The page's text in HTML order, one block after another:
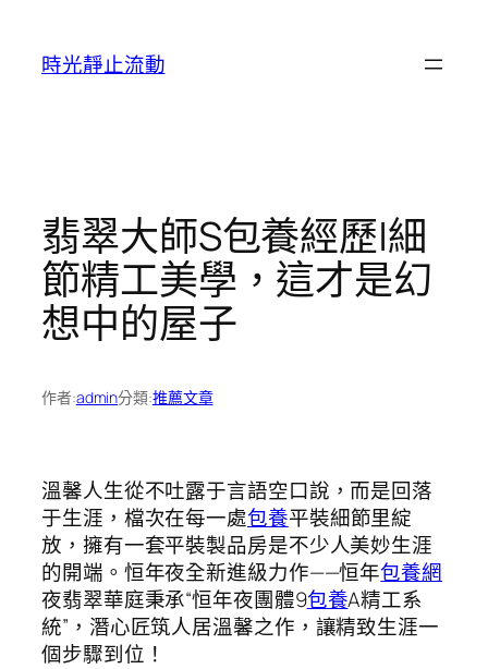
時光靜止流動
翡翠大師S包養經歷|細
節精工美學，這才是幻
想中的屋子
作者:admin分類:推薦文章
溫馨人生從不吐露于言語空口說，而是回落
于生涯，檔次在每一處包養平裝細節里綻
放，擁有一套平裝製品房是不少人美妙生涯
的開端。恒年夜全新進級力作——恒年包養網
夜翡翠華庭秉承“恒年夜團體9包養A精工系
統”，潛心匠筑人居溫馨之作，讓精致生涯一
個步驟到位！